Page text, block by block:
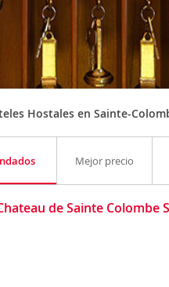
Hostales en Sainte-
Mejor precio
de Sainte Colombe